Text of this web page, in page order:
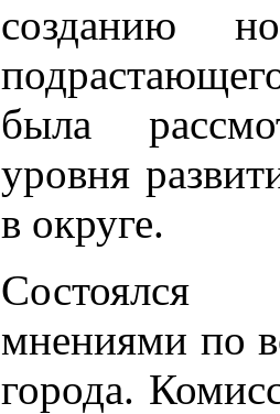
созданию
была
уровня
в округе.
Состоялся
мнениями по
города.